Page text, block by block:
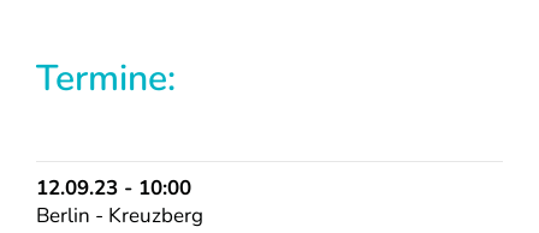
Termine:
12.09.23 - 10:00
Berlin - Kreuzberg